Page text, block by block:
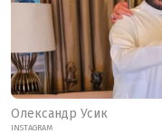
Олександр Усик
INSTAGRAM